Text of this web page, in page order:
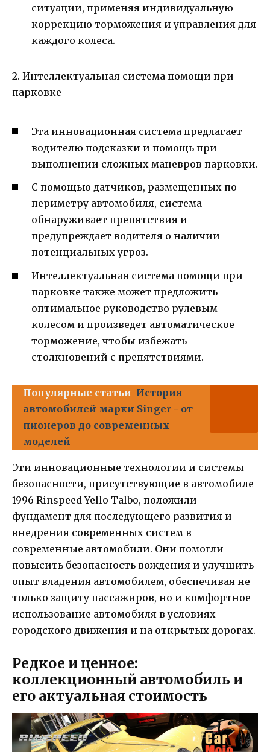
ситуации, применяя индивидуальную
коррекцию торможения и управления для
каждого колеса.
2. Интеллектуальная система помощи при
парковке
Эта инновационная система предлагает
водителю подсказки и помощь при
выполнении сложных маневров парковки.
С помощью датчиков, размещенных по
периметру автомобиля, система
обнаруживает препятствия и
предупреждает водителя о наличии
потенциальных угроз.
Интеллектуальная система помощи при
парковке также может предложить
оптимальное руководство рулевым
колесом и произведет автоматическое
торможение, чтобы избежать
столкновений с препятствиями.
Популярные статьи История
автомобилей марки Singer - от
пионеров до современных
моделей
Эти инновационные технологии и системы
безопасности, присутствующие в автомобиле
1996 Rinspeed Yello Talbo, положили
фундамент для последующего развития и
внедрения современных систем в
современные автомобили. Они помогли
повысить безопасность вождения и улучшить
опыт владения автомобилем, обеспечивая не
только защиту пассажиров, но и комфортное
использование автомобиля в условиях
городского движения и на открытых дорогах.
Редкое и ценное:
коллекционный автомобиль и
его актуальная стоимость